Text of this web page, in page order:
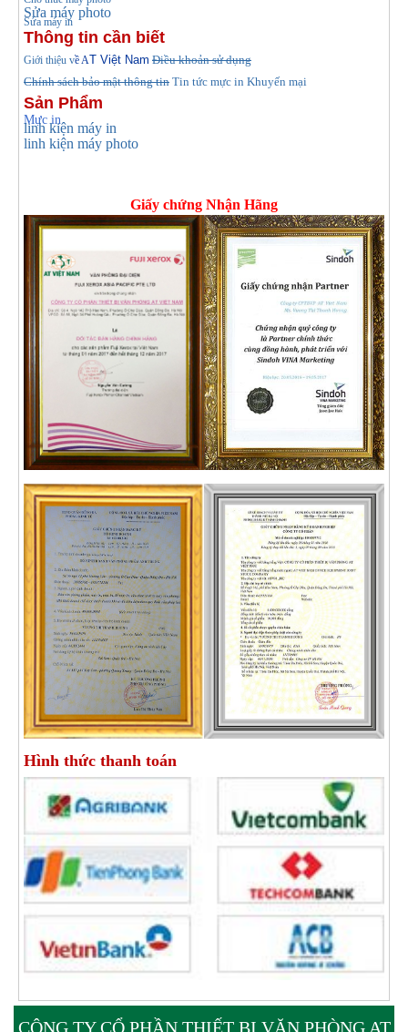
Sửa máy photo
Sửa máy in
Thông tin cần biết
Giới thiệu về AT Việt Nam Điều khoản sử dụng
Chính sách bảo mật thông tin Tin tức mực in Khuyến mại
Sản Phẩm
Mực in
linh kiện máy in
linh kiện máy photo
Giấy chứng Nhận Hãng
Hình thức thanh toán
CÔNG TY CỔ PHẦN THIẾT BỊ VĂN PHÒNG AT